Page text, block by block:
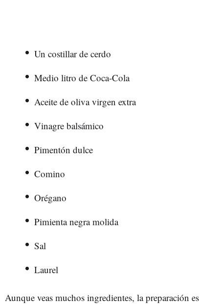
Un costillar de cerdo
Medio litro de Coca-Cola
Aceite de oliva virgen extra
Vinagre balsámico
Pimentón dulce
Comino
Orégano
Pimienta negra molida
Sal
Laurel
Aunque veas muchos ingredientes, la preparación es